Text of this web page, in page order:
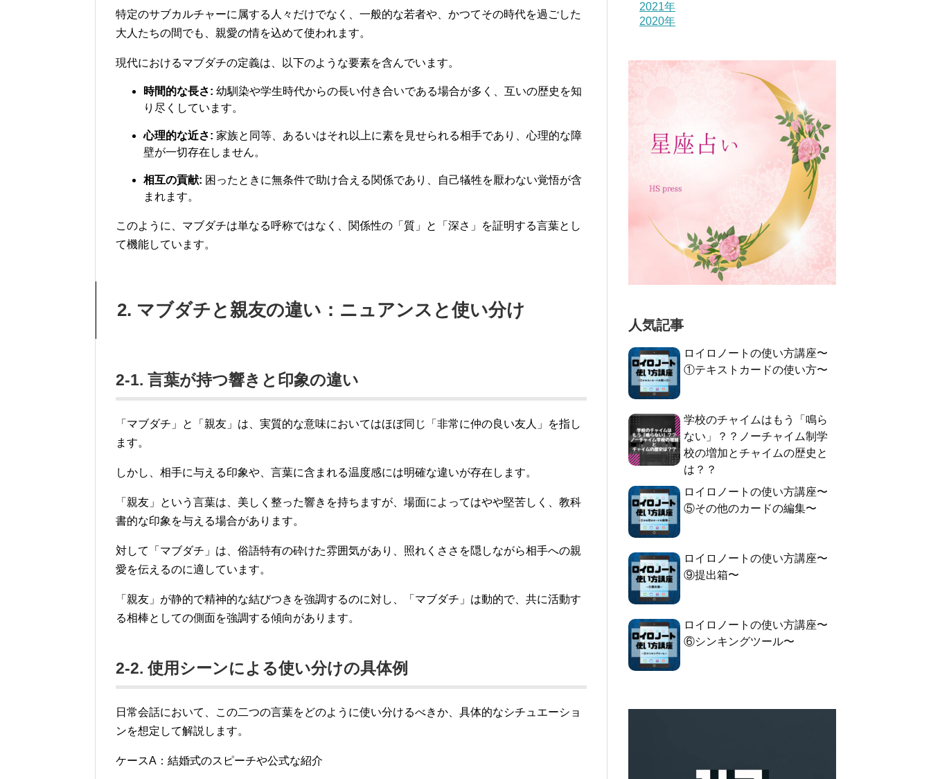
特定のサブカルチャーに属する人々だけでなく、一般的な若者や、かつてその時代を過ごした
大人たちの間でも、親愛の情を込めて使われます。
現代におけるマブダチの定義は、以下のような要素を含んでいます。
時間的な長さ: 幼馴染や学生時代からの長い付き合いである場合が多く、互いの歴史を知
り尽くしています。
心理的な近さ: 家族と同等、あるいはそれ以上に素を見せられる相手であり、心理的な障
壁が一切存在しません。
相互の貢献: 困ったときに無条件で助け合える関係であり、自己犠牲を厭わない覚悟が含
まれます。
このように、マブダチは単なる呼称ではなく、関係性の「質」と「深さ」を証明する言葉とし
て機能しています。
2. マブダチと親友の違い：ニュアンスと使い分け
2-1. 言葉が持つ響きと印象の違い
「マブダチ」と「親友」は、実質的な意味においてはほぼ同じ「非常に仲の良い友人」を指し
ます。
しかし、相手に与える印象や、言葉に含まれる温度感には明確な違いが存在します。
「親友」という言葉は、美しく整った響きを持ちますが、場面によってはやや堅苦しく、教科
書的な印象を与える場合があります。
対して「マブダチ」は、俗語特有の砕けた雰囲気があり、照れくささを隠しながら相手への親
愛を伝えるのに適しています。
「親友」が静的で精神的な結びつきを強調するのに対し、「マブダチ」は動的で、共に活動す
る相棒としての側面を強調する傾向があります。
2-2. 使用シーンによる使い分けの具体例
日常会話において、この二つの言葉をどのように使い分けるべきか、具体的なシチュエーショ
ンを想定して解説します。
ケースA：結婚式のスピーチや公式な紹介
2021年
2020年
人気記事
ロイロノートの使い方講座〜
①テキストカードの使い方〜
学校のチャイムはもう「鳴ら
ない」？？ノーチャイム制学
校の増加とチャイムの歴史と
は？？
ロイロノートの使い方講座〜
⑤その他のカードの編集〜
ロイロノートの使い方講座〜
⑨提出箱〜
ロイロノートの使い方講座〜
⑥シンキングツール〜